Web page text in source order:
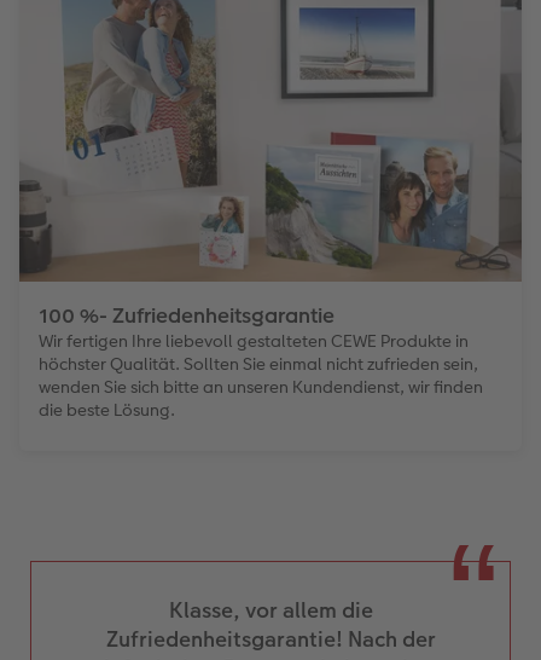
Gestaltungsideen
Anleitungen & Hilfe
Inspiration
Neuheiten
Extras
Mehrteiler
im Wunschformat
Neuheiten
Extras
Einzelkarten
Digitale Grußkarte
CEWE myPhotos
Neuheiten
CEWE Geschenkgutschein
CEWE myPhotos
Neuheiten
100 %- Zufriedenheitsgarantie
Wir fertigen Ihre liebevoll gestalteten CEWE Produkte in
höchster Qualität. Sollten Sie einmal nicht zufrieden sein,
wenden Sie sich bitte an unseren Kundendienst, wir finden
die beste Lösung.
Klasse, vor allem die
Zufriedenheitsgarantie! Nach der